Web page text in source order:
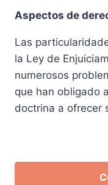
original
era:
Aspectos de
Las
la Ley de
numerosos
que han obligado
doctrina a ofrecer